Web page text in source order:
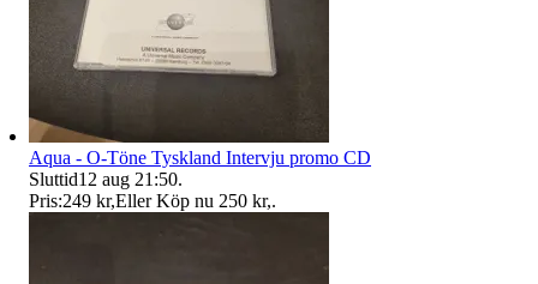
Aqua - O-Töne Tyskland Intervju promo CD
Sluttid12 aug 21:50.
Pris:249 kr,Eller Köp nu 250 kr,.